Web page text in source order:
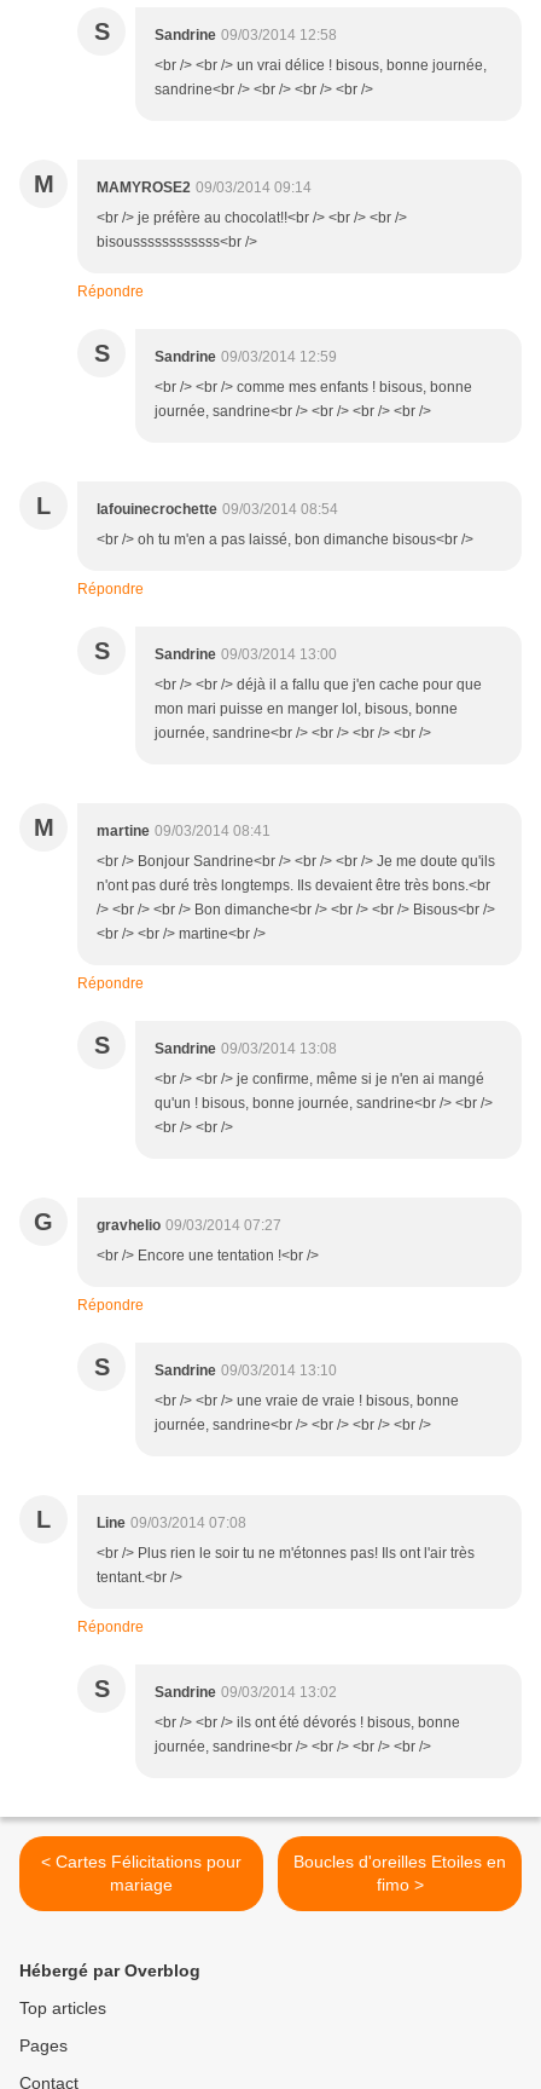
S Sandrine 09/03/2014 12:58
<br /> <br /> un vrai délice ! bisous, bonne journée,
sandrine<br /> <br /> <br /> <br />
M MAMYROSE2 09/03/2014 09:14
<br /> je préfère au chocolat!!<br /> <br /> <br />
bisoussssssssssss<br />
Répondre
S Sandrine 09/03/2014 12:59
<br /> <br /> comme mes enfants ! bisous, bonne
journée, sandrine<br /> <br /> <br /> <br />
L lafouinecrochette 09/03/2014 08:54
<br /> oh tu m'en a pas laissé, bon dimanche bisous<br />
Répondre
S Sandrine 09/03/2014 13:00
<br /> <br /> déjà il a fallu que j'en cache pour que
mon mari puisse en manger lol, bisous, bonne
journée, sandrine<br /> <br /> <br /> <br />
M martine 09/03/2014 08:41
<br /> Bonjour Sandrine<br /> <br /> <br /> Je me doute qu'ils
n'ont pas duré très longtemps. Ils devaient être très bons.<br
/> <br /> <br /> Bon dimanche<br /> <br /> <br /> Bisous<br />
<br /> <br /> martine<br />
Répondre
S Sandrine 09/03/2014 13:08
<br /> <br /> je confirme, même si je n'en ai mangé
qu'un ! bisous, bonne journée, sandrine<br /> <br />
<br /> <br />
G gravhelio 09/03/2014 07:27
<br /> Encore une tentation !<br />
Répondre
S Sandrine 09/03/2014 13:10
<br /> <br /> une vraie de vraie ! bisous, bonne
journée, sandrine<br /> <br /> <br /> <br />
L Line 09/03/2014 07:08
<br /> Plus rien le soir tu ne m'étonnes pas! Ils ont l'air très
tentant.<br />
Répondre
S Sandrine 09/03/2014 13:02
<br /> <br /> ils ont été dévorés ! bisous, bonne
journée, sandrine<br /> <br /> <br /> <br />
< Cartes Félicitations pour
mariage
Boucles d'oreilles Etoiles en
fimo >
Hébergé par Overblog
Top articles
Pages
Contact